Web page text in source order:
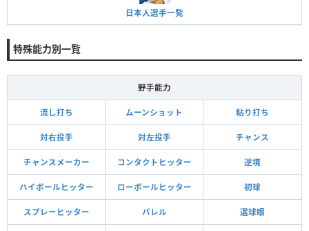
日本人選手一覧
特殊能力別一覧
野手能力
流し打ち ムーンショット 粘り打ち
対右投手 対左投手 チャンス
チャンスメーカー コンタクトヒッター 逆境
ハイボールヒッター ローボールヒッター 初球
スプレーヒッター バレル 選球眼